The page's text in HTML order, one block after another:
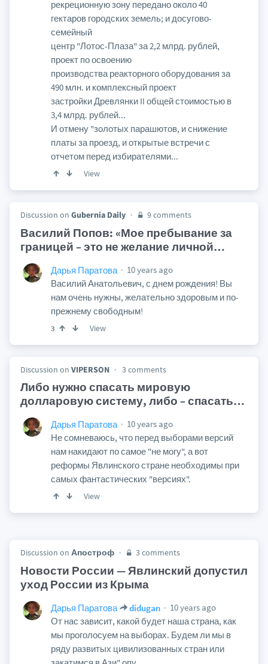
рекреционную зону передано около 40
гектаров городских земель; и досугово-
семейный
центр "Лотос-Плаза" за 2,2 млрд. рублей,
проект по освоению
производства реакторного оборудования за
490 млн. и комплексный проект
застройки Древлянки II общей стоимостью в
3,4 млрд. рублей...
И отмену "золотых парашютов, и снижение
платы за проезд, и открытые встречи с
отчетом перед избирателями...
View
Discussion on Gubernia Daily 9 comments
Василий Попов: «Мое пребывание за
границей – это не желание личной…
Дарья Паратова
10 years ago
Василий Анатольевич, с днем рождения! Вы
нам очень нужны, желательно здоровым и по-
прежнему свободным!
3 View
Discussion on VIPERSON 3 comments
Либо нужно спасать мировую
долларовую систему, либо – спасать…
Дарья Паратова
10 years ago
Не сомневаюсь, что перед выборами версий
нам накидают по самое "не могу", а вот
реформы Явлинского стране необходимы при
самых фантастических "версиях".
View
Discussion on Апостроф 3 comments
Новости России — Явлинский допустил
уход России из Крыма
Дарья Паратова didugan
10 years ago
От нас зависит, какой будет наша страна, как
мы проголосуем на выборах. Будем ли мы в
ряду развитых цивилизованных стран или